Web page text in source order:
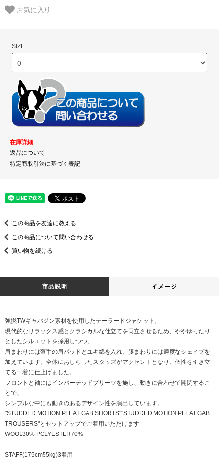
お気に入り
SIZE
在庫詳細
返品について
特定商取引法に基づく表記
この商品を友達に教える
この商品について問い合わせる
買い物を続ける
商品説明 イメージ
強撚TWギャバジン素材を使用したテーラードジャケット。
現代的なリラックス感とクラシカルな仕立てを両立させるため、ややゆったり
としたシルエットを採用しつつ、
肩まわりには薄手の肩パッドとユキ綿を入れ、腰まわりには適度なシェイプを
加えています。全体にあしらったスタッズがアクセントとなり、個性を引き立
てる一着に仕上げました。
フロントと袖にはインバーテッドプリーツを施し、動きに合わせて開閉するこ
とで、
シンプルな中にも動きのあるデザイン性を演出しています。
"STUDDED MOTION PLEAT GAB SHORTS""STUDDED MOTION PLEAT GAB
TROUSERS"とセットアップでご着用いただけます
WOOL30% POLYESTER70%
STAFF(175cm55kg)3着用